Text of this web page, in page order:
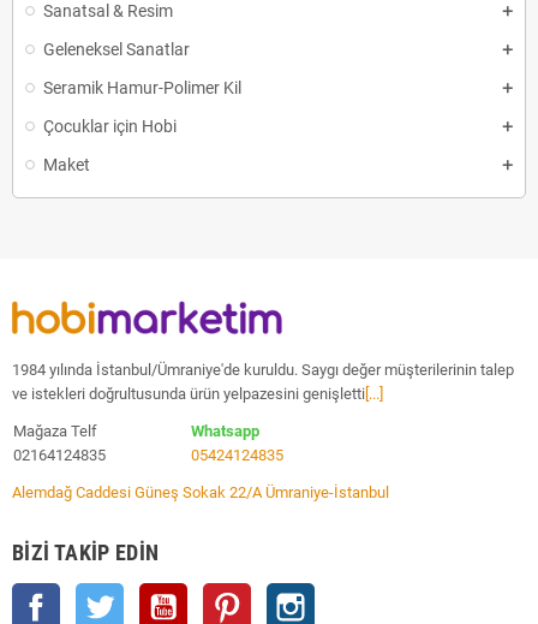
Sanatsal & Resim
Geleneksel Sanatlar
Seramik Hamur-Polimer Kil
Çocuklar için Hobi
Maket
1984 yılında İstanbul/Ümraniye'de kuruldu. Saygı değer müşterilerinin talep
ve istekleri doğrultusunda ürün yelpazesini genişletti [...]
Mağaza Telf
02164124835
Whatsapp
05424124835
Alemdağ Caddesi Güneş Sokak 22/A Ümraniye-İstanbul
BIZI TAKIP EDIN
Facebook Twitter YouTube Pinterest